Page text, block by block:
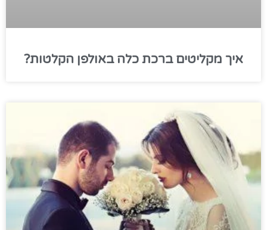
איך מקליטים ברכת כלה באולפן הקלטות?